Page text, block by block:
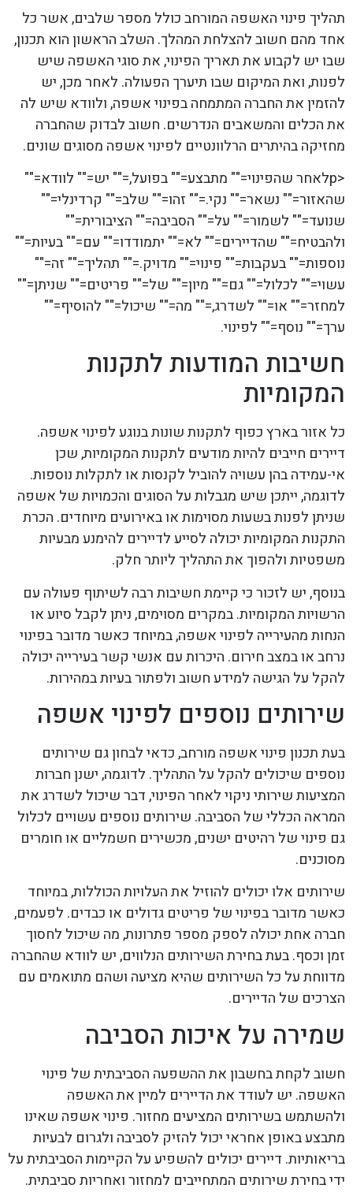
תהליך פינוי האשפה המורחב כולל מספר שלבים, אשר כל
אחד מהם חשוב להצלחת המהלך. השלב הראשון הוא תכנון,
שבו יש לקבוע את תאריך הפינוי, את סוגי האשפה שיש
לפנות, ואת המיקום שבו תיערך הפעולה. לאחר מכן, יש
להזמין את החברה המתמחה בפינוי אשפה, ולוודא שיש לה
את הכלים והמשאבים הנדרשים. חשוב לבדוק שהחברה
מחזיקה בהיתרים הרלוונטיים לפינוי אשפה מסוגים שונים.
<pלאחר שהפינוי="" מתבצע="" בפועל,="" יש="" לוודא=""
שהאזור="" נשאר="" נקי.="" זהו="" שלב="" קרדינלי=""
שנועד="" לשמור="" על="" הסביבה="" הציבורית=""
ולהבטיח="" שהדיירים="" לא="" יתמודדו="" עם="" בעיות=""
נוספות="" בעקבות="" פינוי="" מדויק.="" תהליך="" זה=""
עשוי="" לכלול="" גם="" מיון="" של="" פריטים="" שניתן=""
למחזר="" או="" לשדרג,="" מה="" שיכול="" להוסיף=""
ערך="" נוסף="" לפינוי.
חשיבות המודעות לתקנות
המקומיות
כל אזור בארץ כפוף לתקנות שונות בנוגע לפינוי אשפה.
דיירים חייבים להיות מודעים לתקנות המקומיות, שכן
אי-עמידה בהן עשויה להוביל לקנסות או לתקלות נוספות.
לדוגמה, ייתכן שיש מגבלות על הסוגים והכמויות של אשפה
שניתן לפנות בשעות מסוימות או באירועים מיוחדים. הכרת
התקנות המקומיות יכולה לסייע לדיירים להימנע מבעיות
משפטיות ולהפוך את התהליך ליותר חלק.
בנוסף, יש לזכור כי קיימת חשיבות רבה לשיתוף פעולה עם
הרשויות המקומיות. במקרים מסוימים, ניתן לקבל סיוע או
הנחות מהעירייה לפינוי אשפה, במיוחד כאשר מדובר בפינוי
נרחב או במצב חירום. היכרות עם אנשי קשר בעירייה יכולה
להקל על הגישה למידע חשוב ולפתור בעיות במהירות.
שירותים נוספים לפינוי אשפה
בעת תכנון פינוי אשפה מורחב, כדאי לבחון גם שירותים
נוספים שיכולים להקל על התהליך. לדוגמה, ישנן חברות
המציעות שירותי ניקוי לאחר הפינוי, דבר שיכול לשדרג את
המראה הכללי של הסביבה. שירותים נוספים עשויים לכלול
גם פינוי של רהיטים ישנים, מכשירים חשמליים או חומרים
מסוכנים.
שירותים אלו יכולים להוזיל את העלויות הכוללות, במיוחד
כאשר מדובר בפינוי של פריטים גדולים או כבדים. לפעמים,
חברה אחת יכולה לספק מספר פתרונות, מה שיכול לחסוך
זמן וכסף. בעת בחירת השירותים הנלווים, יש לוודא שהחברה
מדווחת על כל השירותים שהיא מציעה ושהם מתואמים עם
הצרכים של הדיירים.
שמירה על איכות הסביבה
חשוב לקחת בחשבון את ההשפעה הסביבתית של פינוי
האשפה. יש לעודד את הדיירים למיין את האשפה
ולהשתמש בשירותים המציעים מחזור. פינוי אשפה שאינו
מתבצע באופן אחראי יכול להזיק לסביבה ולגרום לבעיות
בריאותיות. דיירים יכולים להשפיע על הקיימות הסביבתית על
ידי בחירת שירותים המתחייבים למחזור ואחריות סביבתית.